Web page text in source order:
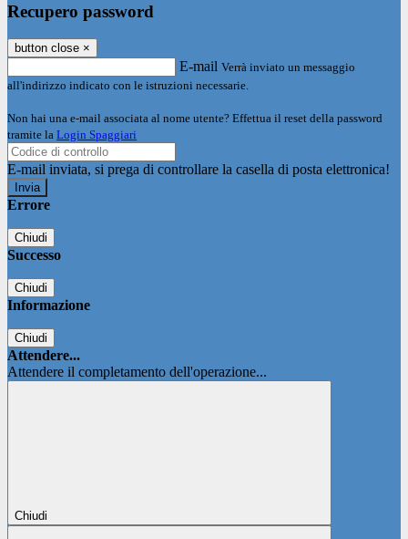
Recupero password
button close ×
E-mail Verrà inviato un messaggio
all'indirizzo indicato con le istruzioni necessarie.
Non hai una e-mail associata al nome utente? Effettua il reset della password
tramite la Login Spaggiari
E-mail inviata, si prega di controllare la casella di posta elettronica!
Errore
Chiudi
Successo
Chiudi
Informazione
Chiudi
Attendere...
Attendere il completamento dell'operazione...
Chiudi